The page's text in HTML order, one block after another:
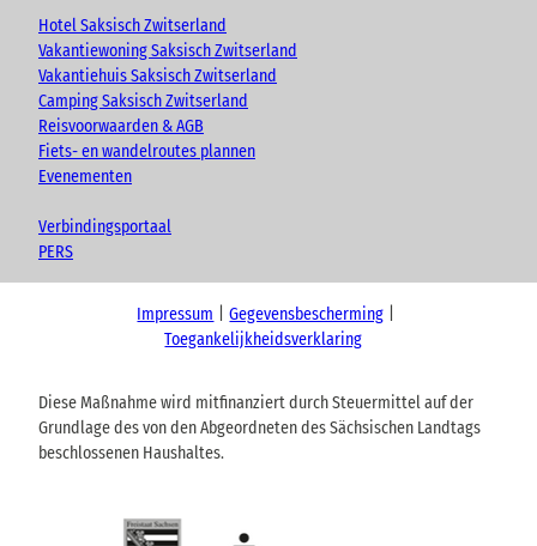
Hotel Saksisch Zwitserland
Vakantiewoning Saksisch Zwitserland
Vakantiehuis Saksisch Zwitserland
Camping Saksisch Zwitserland
Reisvoorwaarden & AGB
Fiets- en wandelroutes plannen
Evenementen
Verbindingsportaal
PERS
Impressum
Gegevensbescherming
Toegankelijkheidsverklaring
Diese Maßnahme wird mitfinanziert durch Steuermittel auf der
Grundlage des von den Abgeordneten des Sächsischen Landtags
beschlossenen Haushaltes.